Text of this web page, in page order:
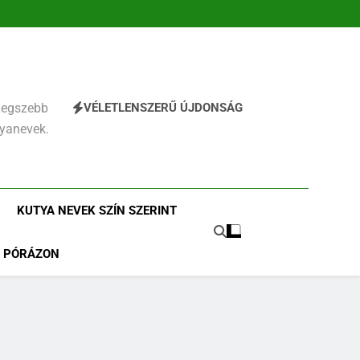
VÉLETLENSZERŰ ÚJDONSÁG
KUTYA NEVEK SZÍN SZERINT
PÓRÁZON